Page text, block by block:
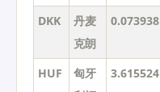
DKK
丹麦
克朗
0.073938
HUF
匈牙
3.615524